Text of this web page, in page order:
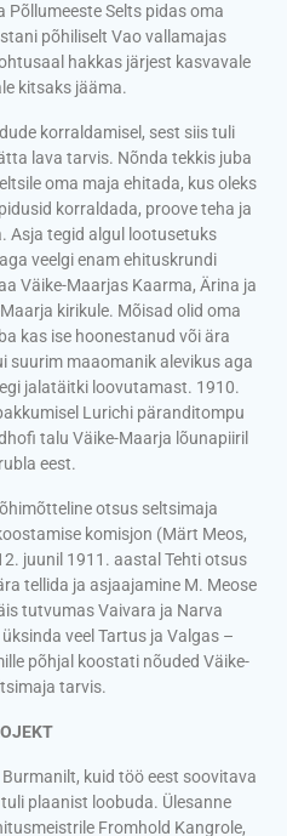
Põllumeeste Selts pidas oma
põhiliselt Vao vallamajas
hakkas järjest kasvavale
kitsaks jääma.
korraldamisel, sest siis tuli
lava tarvis. Nõnda tekkis juba
oma maja ehitada, kus oleks
korraldada, proove teha ja
Asja tegid algul lootusetuks
veelgi enam ehituskrundi
Väike-Maarjas Kaarma, Ärina ja
kirikule. Mõisad olid oma
kas ise hoonestanud või ära
suurim maaomanik alevikus aga
jalatäitki loovutamast. 1910.
Lurichi päranditompu
talu Väike-Maarja lõunapiiril
eest.
otsus seltsimaja
komisjon (Märt Meos,
juunil 1911. aastal Tehti otsus
tellida ja asjaajamine M. Meose
tutvumas Vaivara ja Narva
veel Tartus ja Valgas –
põhjal koostati nõuded Väike-
tarvis.
kuid töö eest soovitava
plaanist loobuda. Ülesanne
Fromhold Kangrole,